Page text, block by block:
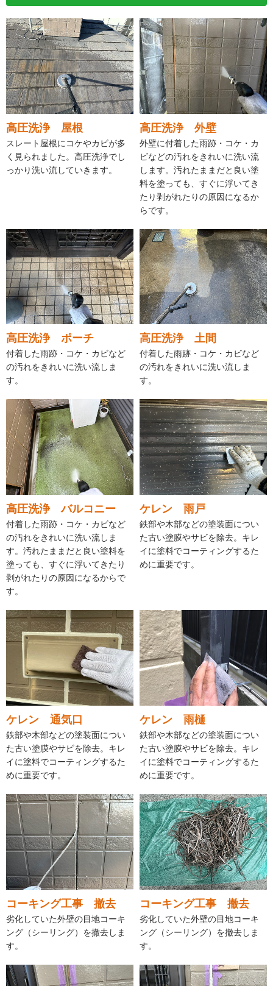
高圧洗浄 屋根
スレート屋根にコケやカビが多
く見られました。高圧洗浄でし
っかり洗い流していきます。
高圧洗浄 外壁
外壁に付着した雨跡・コケ・カ
ビなどの汚れをきれいに洗い流
します。汚れたままだと良い塗
料を塗っても、すぐに浮いてき
たり剥がれたりの原因になるか
らです。
高圧洗浄 ポーチ
付着した雨跡・コケ・カビなど
の汚れをきれいに洗い流しま
す。
高圧洗浄 土間
付着した雨跡・コケ・カビなど
の汚れをきれいに洗い流しま
す。
高圧洗浄 バルコニー
付着した雨跡・コケ・カビなど
の汚れをきれいに洗い流しま
す。汚れたままだと良い塗料を
塗っても、すぐに浮いてきたり
剥がれたりの原因になるからで
す。
ケレン 雨戸
鉄部や木部などの塗装面につい
た古い塗膜やサビを除去。キレ
イに塗料でコーティングするた
めに重要です。
ケレン 通気口
鉄部や木部などの塗装面につい
た古い塗膜やサビを除去。キレ
イに塗料でコーティングするた
めに重要です。
ケレン 雨樋
鉄部や木部などの塗装面につい
た古い塗膜やサビを除去。キレ
イに塗料でコーティングするた
めに重要です。
コーキング工事 撤去
劣化していた外壁の目地コーキ
ング（シーリング）を撤去しま
す。
コーキング工事 撤去
劣化していた外壁の目地コーキ
ング（シーリング）を撤去しま
す。